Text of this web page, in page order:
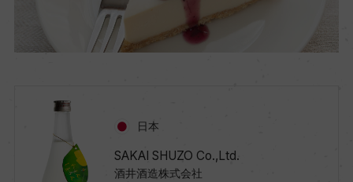
日本
SAKAI SHUZO Co.,Ltd.
酒井酒造株式会社